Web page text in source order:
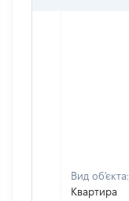
Вид об'єкта:
Квартира